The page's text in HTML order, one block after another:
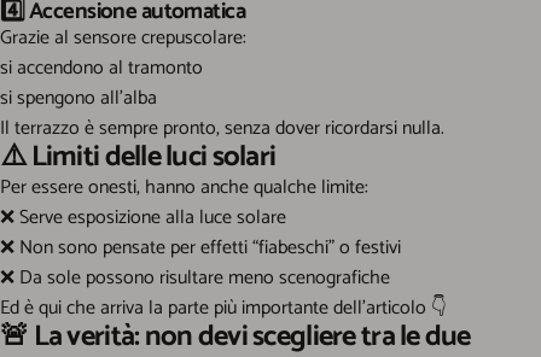
4️⃣Accensione automatica
Grazie al sensore crepuscolare:
si accendono al tramonto
si spengono all’alba
Il terrazzo è sempre pronto, senza dover ricordarsi nulla.
⚠️Limiti delle luci solari
Per essere onesti, hanno anche qualche limite:
❌Serve esposizione alla luce solare
❌Non sono pensate per effetti “fiabeschi” o festivi
❌Da sole possono risultare meno scenografiche
Ed è qui che arriva la parte più importante dell’articolo 👇
🚨 La verità: non devi scegliere tra le due